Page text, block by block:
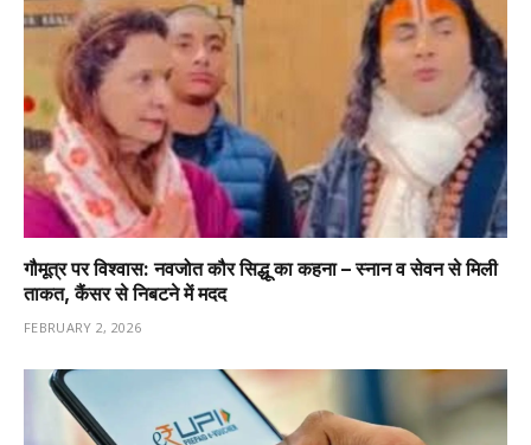
गौमूत्र पर विश्वास: नवजोत कौर सिद्धू का कहना – स्नान व सेवन से मिली
ताकत, कैंसर से निबटने में मदद
FEBRUARY 2, 2026